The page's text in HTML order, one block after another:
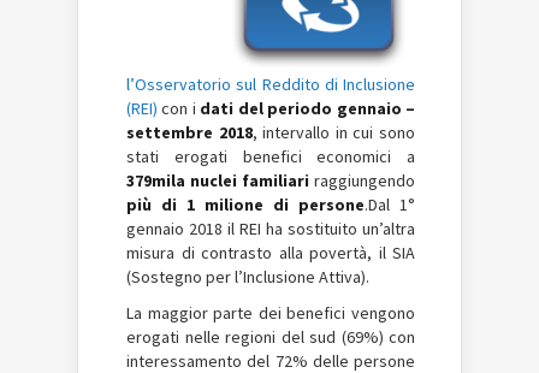
l’Osservatorio sul Reddito di Inclusione
(REI) con i dati del periodo gennaio –
settembre 2018, intervallo in cui sono
stati erogati benefici economici a
379mila nuclei familiari raggiungendo
più di 1 milione di persone.Dal 1°
gennaio 2018 il REI ha sostituito un’altra
misura di contrasto alla povertà, il SIA
(Sostegno per l’Inclusione Attiva).
La maggior parte dei benefici vengono
erogati nelle regioni del sud (69%) con
interessamento del 72% delle persone